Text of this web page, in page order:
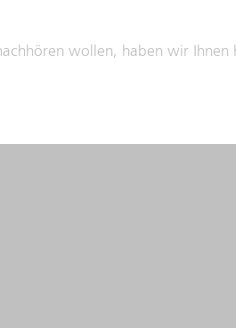
wollen, haben wir Ihnen